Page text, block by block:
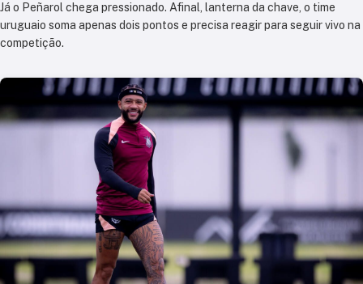
Já o Peñarol chega pressionado. Afinal, lanterna da chave, o time
uruguaio soma apenas dois pontos e precisa reagir para seguir vivo na
competição.